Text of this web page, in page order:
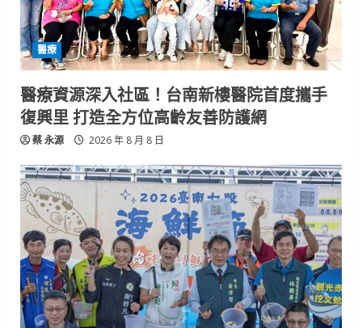
醫療
醫療資源深入社區！台南新樓醫院首度攜手
復興里 打造全方位高齡友善防護網
蔡 永源 2026 年 8 月 8 日